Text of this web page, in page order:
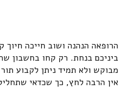
הרופאה הנהנה ושוב חייכה חיוך
ביניכם בנחת. רק קחו בחשבון
מבוקש ולא תמיד ניתן לקבוע
אין הרבה לחץ, כך שכדאי